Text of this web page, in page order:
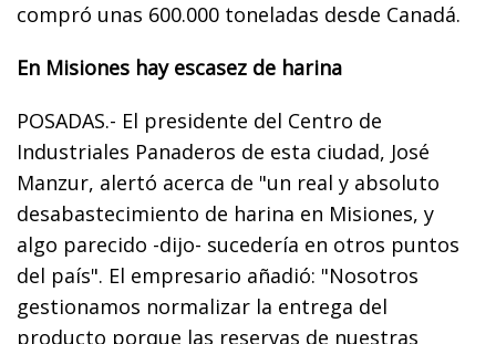
compró unas 600.000 toneladas desde Canadá.
En Misiones hay escasez de harina
POSADAS.- El presidente del Centro de
Industriales Panaderos de esta ciudad, José
Manzur, alertó acerca de "un real y absoluto
desabastecimiento de harina en Misiones, y
algo parecido -dijo- sucedería en otros puntos
del país". El empresario añadió: "Nosotros
gestionamos normalizar la entrega del
producto porque las reservas de nuestras